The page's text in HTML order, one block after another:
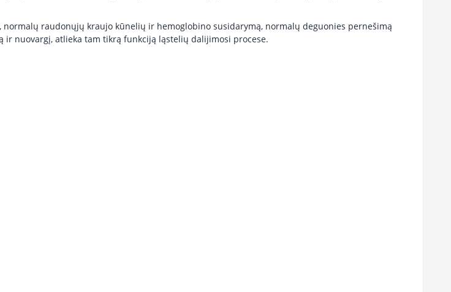
raudonųjų kraujo kūnelių ir hemoglobino susidarymą, normalų deguonies pernešimą
nuovargį, atlieka tam tikrą funkciją ląstelių dalijimosi procese.